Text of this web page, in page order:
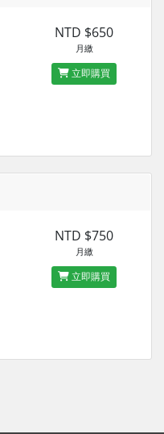
NTD $650
月繳
立即購買
NTD $750
月繳
立即購買